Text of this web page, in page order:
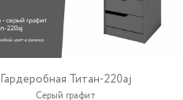
Гардеробная Титан-220aj
Серый графит